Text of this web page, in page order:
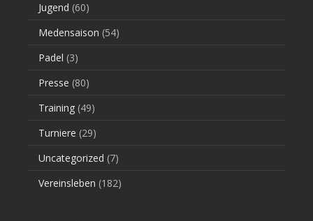
Jugend (60)
Medensaison (54)
Padel (3)
Presse (80)
Training (49)
Turniere (29)
Uncategorized (7)
Vereinsleben (182)